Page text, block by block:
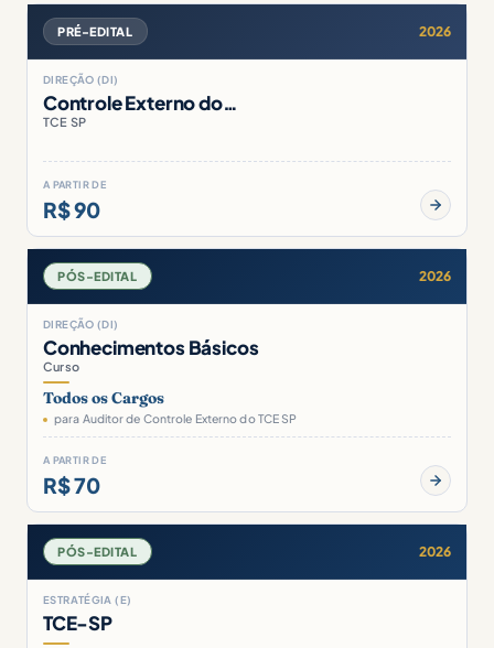
PRÉ-EDITAL 2026
DIREÇÃO (DI)
Controle Externo do…
TCE SP
A PARTIR DE
R$ 90
PÓS-EDITAL 2026
DIREÇÃO (DI)
Conhecimentos Básicos
Curso
Todos os Cargos
para Auditor de Controle Externo do TCE SP
A PARTIR DE
R$ 70
PÓS-EDITAL 2026
ESTRATÉGIA (E)
TCE-SP